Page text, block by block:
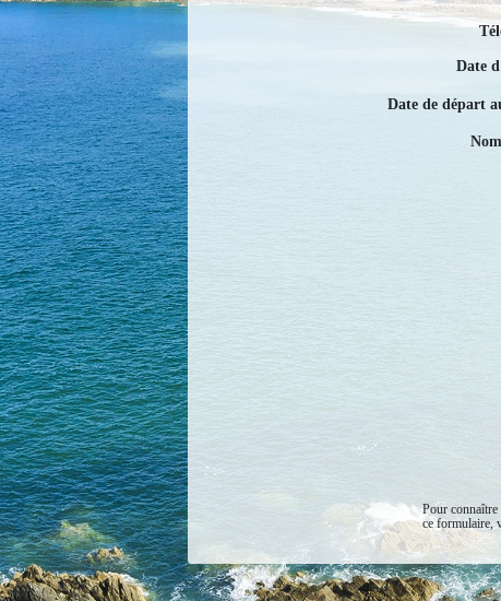
Date
Date de départ
Pour connaître
ce formulaire,